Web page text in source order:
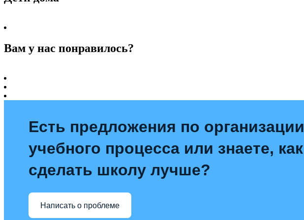
Вам у нас понравилось?
Есть предложения по организации
учебного процесса или знаете, как
сделать школу лучше?
Написать о проблеме